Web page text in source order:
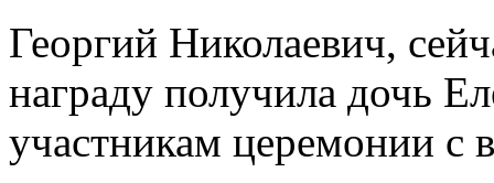
Георгий Николаевич,
награду получила дочь
участникам церемонии с